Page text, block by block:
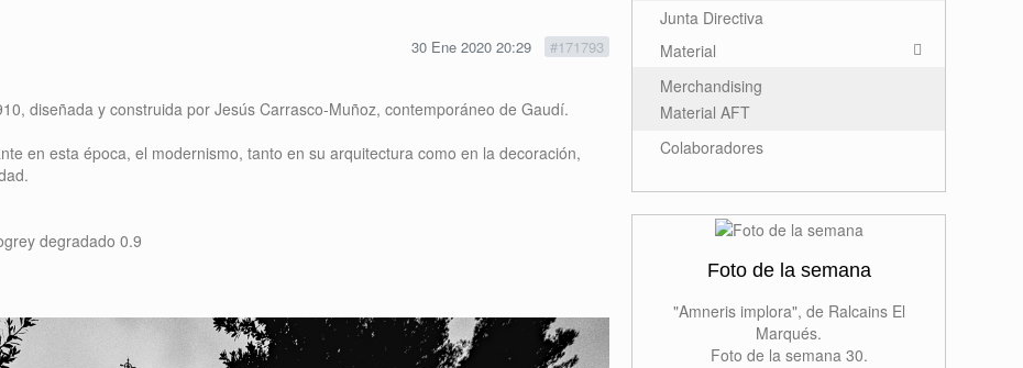
30 Ene 2020 20:29 #171793
diseñada y construida por Jesús Carrasco-Muñoz, contemporáneo de Gaudí.
en esta época, el modernismo, tanto en su arquitectura como en la decoración,
degradado 0.9
Junta Directiva
Material
Merchandising
Material AFT
Colaboradores
Foto de la semana
"Amneris implora", de Ralcains El
Marqués.
Foto de la semana 30.